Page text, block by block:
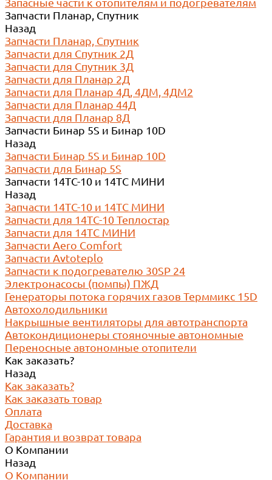
Запасные части к отопителям и подогревателям
Запчасти Планар, Спутник
Назад
Запчасти Планар, Спутник
Запчасти для Спутник 2Д
Запчасти для Спутник 3Д
Запчасти для Планар 2Д
Запчасти для Планар 4Д, 4ДМ, 4ДМ2
Запчасти для Планар 44Д
Запчасти для Планар 8Д
Запчасти Бинар 5S и Бинар 10D
Назад
Запчасти Бинар 5S и Бинар 10D
Запчасти для Бинар 5S
Запчасти 14ТС-10 и 14ТС МИНИ
Назад
Запчасти 14ТС-10 и 14ТС МИНИ
Запчасти для 14ТС-10 Теплостар
Запчасти для 14ТС МИНИ
Запчасти Aero Comfort
Запчасти Avtoteplo
Запчасти к подогревателю 30SP 24
Электронасосы (помпы) ПЖД
Генераторы потока горячих газов Терммикс 15D
Автохолодильники
Накрышные вентиляторы для автотранспорта
Автокондиционеры стояночные автономные
Переносные автономные отопители
Как заказать?
Назад
Как заказать?
Как заказать товар
Оплата
Доставка
Гарантия и возврат товара
О Компании
Назад
О Компании